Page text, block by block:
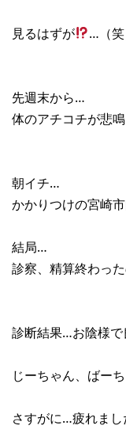
見るはずが …（笑
先週末から…
体のアチコチが悲
朝イチ…
かかりつけの宮崎
結局…
診察、精算終わっ
診断結果…お陰様
じーちゃん、ばー
さすがに…疲れまし